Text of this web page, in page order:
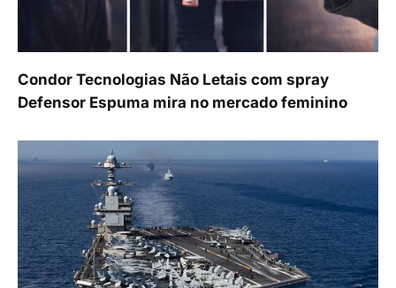
Condor Tecnologias Não Letais com spray
Defensor Espuma mira no mercado feminino